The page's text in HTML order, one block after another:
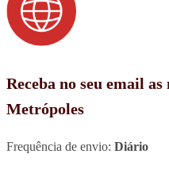
Receba no seu email
Metrópoles
Frequência de envio: Diário